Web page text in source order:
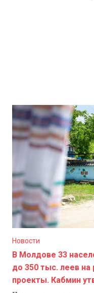
Новости
В Молдове 33
до 350 тыс. леев на
проекты. Кабмин